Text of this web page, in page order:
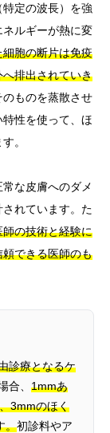
定の波長）を強
ルギーが熱に変
細胞の断片は免疫
排出されていき
ものを蒸散させ
性を使って、ほ
。
な皮膚へのダメ
れています。た
の技術と経験に
できる医師のも
診療となるケ
合、 1mmあ
3mmのほく
。初診料やア